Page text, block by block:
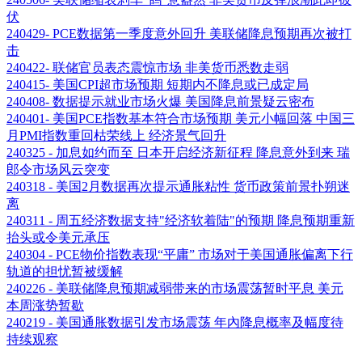
伏
240429- PCE数据第一季度意外回升 美联储降息预期再次被打
击
240422- 联储官员表态震惊市场 非美货币悉数走弱
240415- 美国CPI超市场预期 短期内不降息或已成定局
240408- 数据提示就业市场火爆 美国降息前景疑云密布
240401- 美国PCE指数基本符合市场预期 美元小幅回落 中国三
月PMI指数重回枯荣线上 经济景气回升
240325 - 加息如约而至 日本开启经济新征程 降息意外到来 瑞
郎令市场风云突变
240318 - 美国2月数据再次提示通胀粘性 货币政策前景扑朔迷
离
240311 - 周五经济数据支持"经济软着陆"的预期 降息预期重新
抬头或令美元承压
240304 - PCE物价指数表现“平庸” 市场对于美国通胀偏离下行
轨道的担忧暂被缓解
240226 - 美联储降息预期减弱带来的市场震荡暂时平息 美元
本周涨势暂歇
240219 - 美国通胀数据引发市场震荡 年內降息概率及幅度待
持续观察